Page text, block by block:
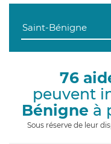
76
peuvent
Bénigne à
Sous réserve de leur